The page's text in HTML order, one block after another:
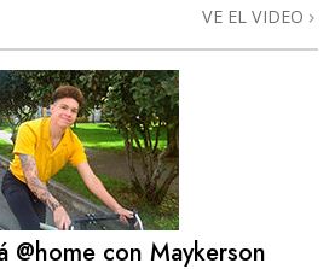
VE EL VIDEO
@home con Maykerson